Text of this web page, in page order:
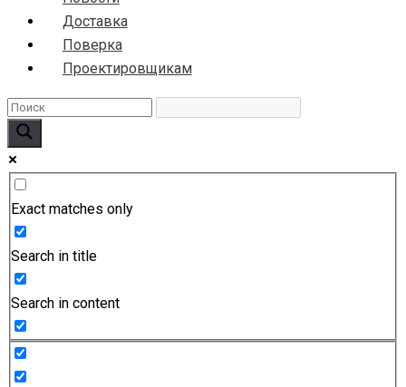
Доставка
Поверка
Проектировщикам
Exact matches only
Search in title
Search in content